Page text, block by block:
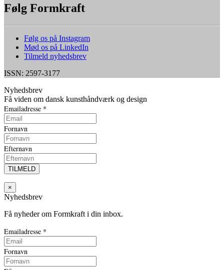
Følg Formkraft
Følg os på Instagram
Mød os på LinkedIn
Tilmeld nyhedsbrev
ISSN: 2597-3177
Nyhedsbrev
Få viden om dansk kunsthåndværk og design
Emailadresse *
Fornavn
Efternavn
×
Nyhedsbrev
Få nyheder om Formkraft i din inbox.
Emailadresse *
Fornavn